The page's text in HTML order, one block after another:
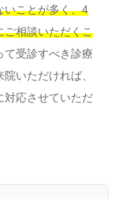
いことが多く、4
ご相談いただくこ
て受診すべき診療
いただければ、
対応させていただ